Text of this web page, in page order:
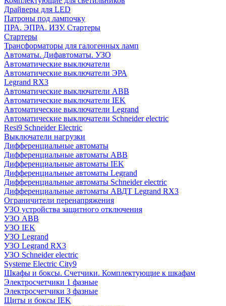
Драйверы для LED
Патроны под лампочку
ПРА. ЭПРА. ИЗУ. Стартеры
Стартеры
Трансформаторы для галогенных ламп
Автоматы. Дифавтоматы. УЗО
Автоматические выключатели
Автоматические выключатели ЭРА
Legrand RX3
Автоматические выключатели ABB
Автоматические выключатели IEK
Автоматические выключатели Legrand
Автоматические выключатели Schneider electric
Resi9 Schneider Electric
Выключатели нагрузки
Дифференциальные автоматы
Дифференциальные автоматы ABB
Дифференциальные автоматы IEK
Дифференциальные автоматы Legrand
Дифференциальные автоматы Schneider electric
Дифференциальные автоматы АВДТ Legrand RX3
Ограничители перенапряжения
УЗО устройства защитного отключения
УЗО ABB
УЗО IEK
УЗО Legrand
УЗО Legrand RX3
УЗО Schneider electric
Systeme Electric City9
Шкафы и боксы. Счетчики. Комплектующие к шкафам
Электросчетчики 1 фазные
Электросчетчики 3 фазные
Щиты и боксы IEK